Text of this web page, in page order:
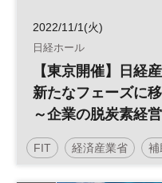
2022/11/1(火)
日経ホール
【東京開催】日経
新たなフェーズに
～企業の脱炭素経
FIT 経済産業省 補